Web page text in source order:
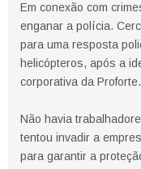
Em conexão com
enganar a polícia.
para uma resposta
helicópteros, após a
corporativa da Proforte.
Não havia
tentou invadir a
para garantir a